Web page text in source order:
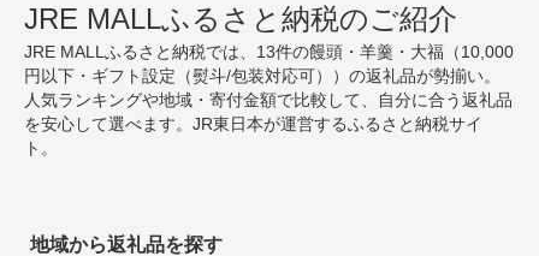
JRE MALLふるさと納税のご紹介
JRE MALLふるさと納税では、13件の饅頭・羊羹・大福（10,000
円以下・ギフト設定（熨斗/包装対応可））の返礼品が勢揃い。
人気ランキングや地域・寄付金額で比較して、自分に合う返礼品
を安心して選べます。JR東日本が運営するふるさと納税サイ
ト。
地域から返礼品を探す